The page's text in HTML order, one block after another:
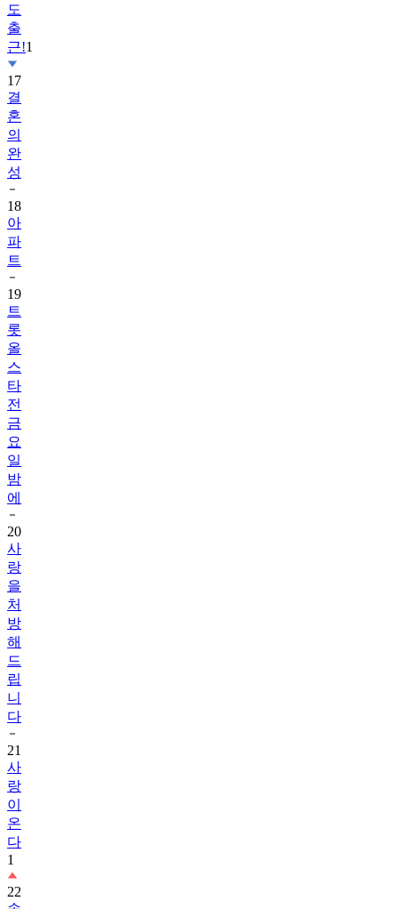
도
출
근!1
17
결
혼
의
완
성
18
아
파
트
19
트
롯
올
스
타
전
금
요
일
밤
에
20
사
랑
을
처
방
해
드
립
니
다
21
사
랑
이
온
다
1
22